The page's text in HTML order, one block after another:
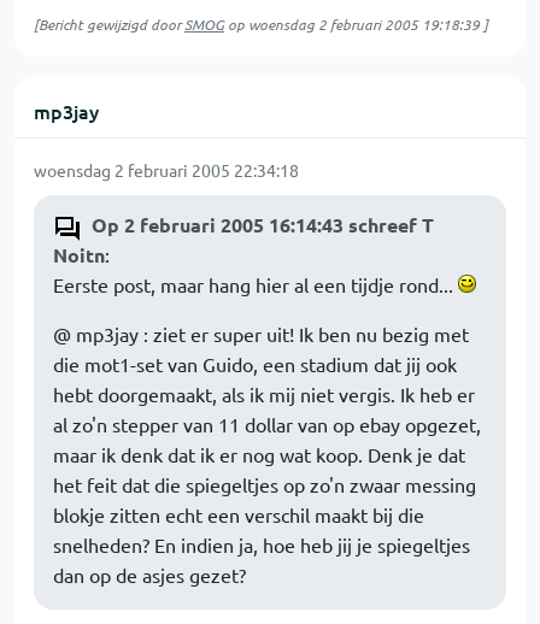
[Bericht gewijzigd doorSMOGop woensdag 2 februari 2005 19:18:39]
mp3jay
woensdag 2 februari 2005 22:34:18
Op 2 februari 2005 16:14:43 schreef T
Noitn:
Eerste post, maar hang hier al een tijdje rond...
@ mp3jay : ziet er super uit! Ik ben nu bezig met
die mot1-set van Guido, een stadium dat jij ook
hebt doorgemaakt, als ik mij niet vergis. Ik heb er
al zo'n stepper van 11 dollar van op ebay opgezet,
maar ik denk dat ik er nog wat koop. Denk je dat
het feit dat die spiegeltjes op zo'n zwaar messing
blokje zitten echt een verschil maakt bij die
snelheden? En indien ja, hoe heb jij je spiegeltjes
dan op de asjes gezet?